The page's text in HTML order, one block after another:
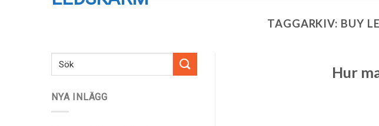
TAGGARKIV: BUY
NYA INLÄGG
Hur